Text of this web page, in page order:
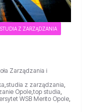
STUDIA Z ZARZĄDZANIA
Zarządzania i
,studia z zarządzania,
Opole,top studia,
WSB Merito Opole,